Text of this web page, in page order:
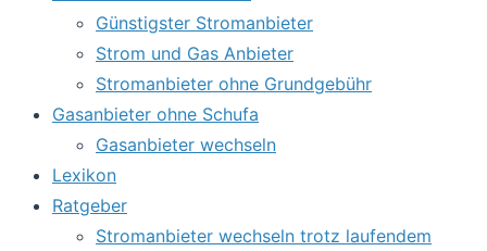
Günstigster Stromanbieter
Strom und Gas Anbieter
Stromanbieter ohne Grundgebühr
Gasanbieter ohne Schufa
Gasanbieter wechseln
Lexikon
Ratgeber
Stromanbieter wechseln trotz laufendem